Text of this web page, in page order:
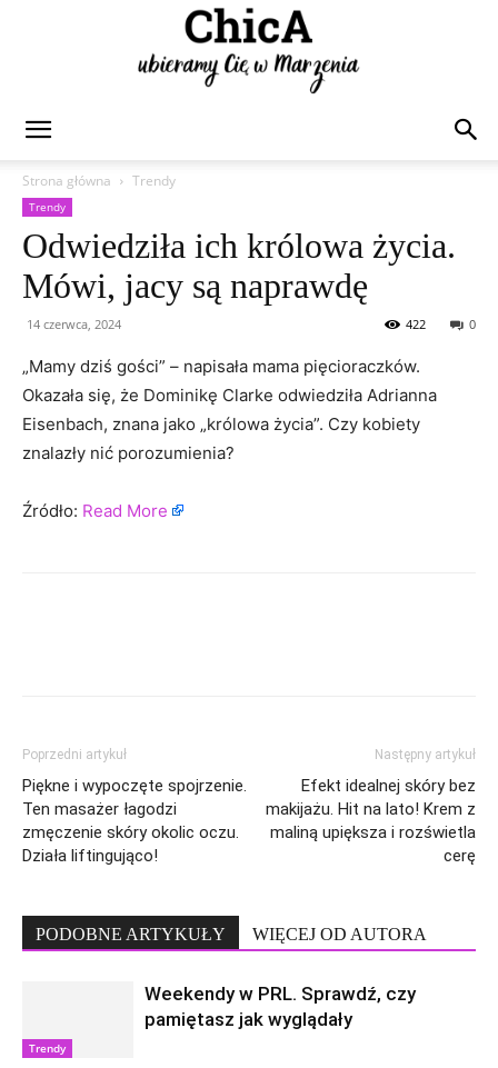
Strona główna
Trendy
Trendy
Odwiedziła ich królowa życia.
Mówi, jacy są naprawdę
14 czerwca, 2024 0
422
„Mamy dziś gości” – napisała mama pięcioraczków.
Okazała się, że Dominikę Clarke odwiedziła Adrianna
Eisenbach, znana jako „królowa życia”. Czy kobiety
znalazły nić porozumienia?
Źródło: Read More
Poprzedni artykuł
Piękne i wypoczęte spojrzenie.
Ten masażer łagodzi
zmęczenie skóry okolic oczu.
Działa liftingująco!
Następny artykuł
Efekt idealnej skóry bez
makijażu. Hit na lato! Krem z
maliną upiększa i rozświetla
cerę
PODOBNE ARTYKUŁY WIĘCEJ OD AUTORA
Trendy
Weekendy w PRL. Sprawdź, czy
pamiętasz jak wyglądały